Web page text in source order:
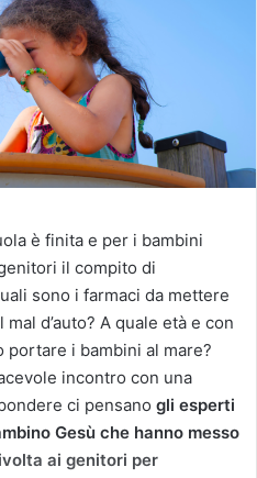
è finita e per i bambini
il compito di
sono i farmaci da mettere
d’auto? A quale età e con
i bambini al mare?
incontro con una
ci pensano gli esperti
Gesù che hanno messo
ai genitori per